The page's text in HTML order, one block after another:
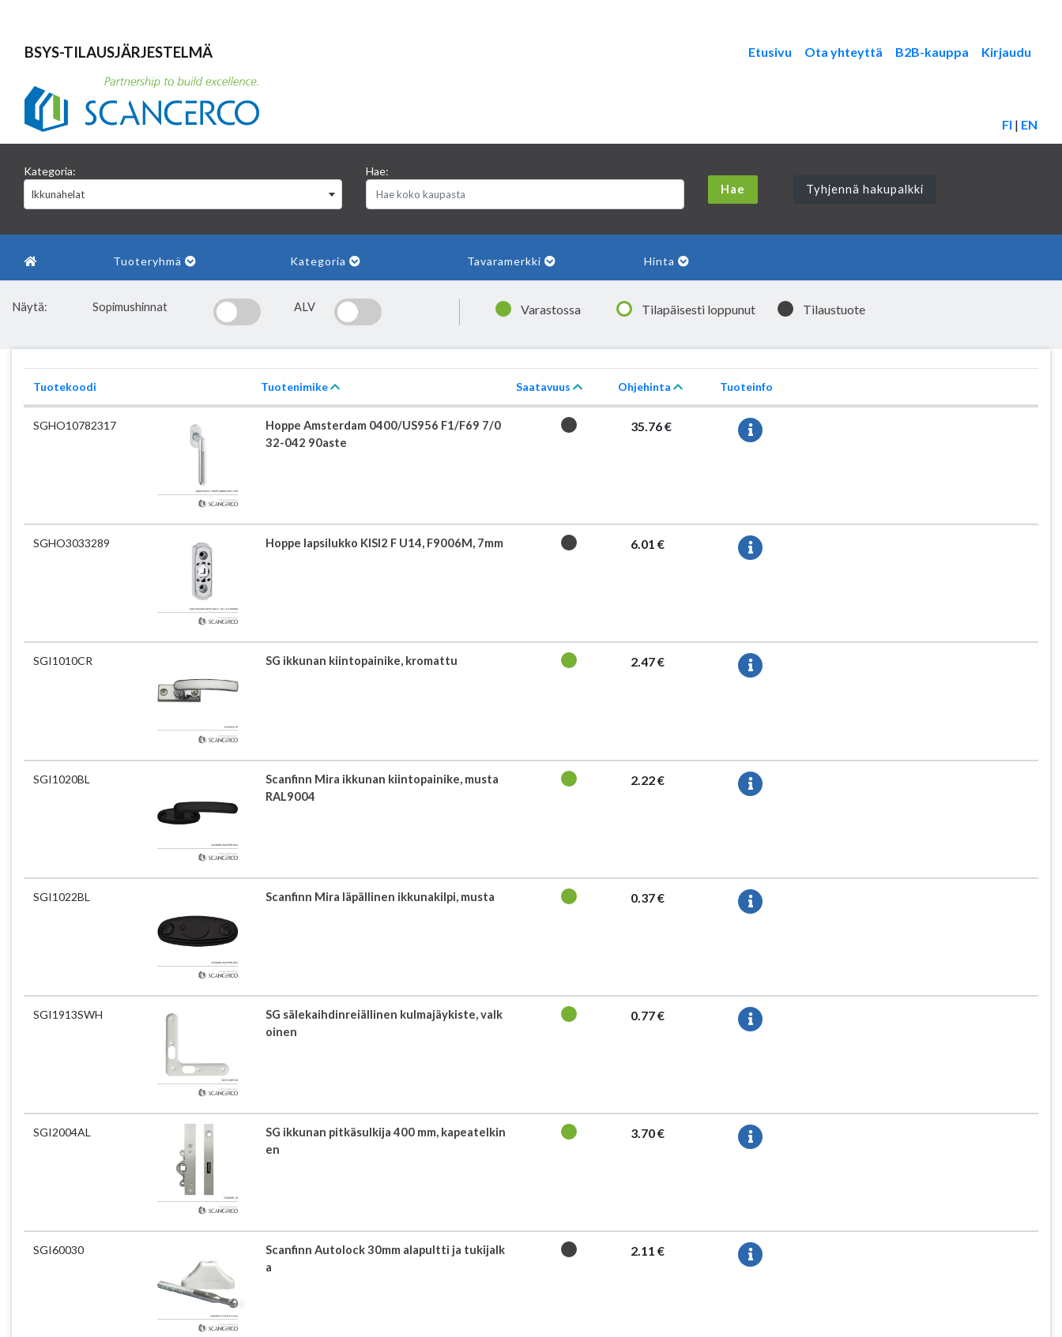
BSYS-TILAUSJÄRJESTELMÄ Etusivu Ota yhteyttä B2B-kauppa Kirjaudu
FI | EN
Kategoria:
Ikkunahelat
Hae:
Tyhjennä hakupalkki
Tuoteryhmä Kategoria Tavaramerkki Hinta
Näytä: Sopimushinnat ALV | Varastossa Tilapäisesti loppunut Tilaustuote
Tuotekoodi Tuotenimike Saatavuus Ohjehinta Tuoteinfo
SGHO10782317
Hoppe Amsterdam 0400/US956 F1/F69 7/0
32-042 90aste
35.76 €
SGHO3033289 Hoppe lapsilukko KISI2 F U14, F9006M, 7mm 6.01 €
SGI1010CR SG ikkunan kiintopainike, kromattu 2.47 €
SGI1020BL
Scanfinn Mira ikkunan kiintopainike, musta
RAL9004
2.22 €
SGI1022BL Scanfinn Mira läpällinen ikkunakilpi, musta 0.37 €
SGI1913SWH
SG sälekaihdinreiällinen kulmajäykiste, valk
oinen
0.77 €
SGI2004AL
SG ikkunan pitkäsulkija 400 mm, kapeatelkin
en
3.70 €
SGI60030
Scanfinn Autolock 30mm alapultti ja tukijalk
a
2.11 €